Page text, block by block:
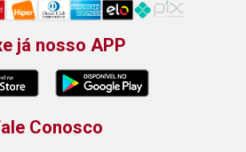
já nosso APP
Conosco